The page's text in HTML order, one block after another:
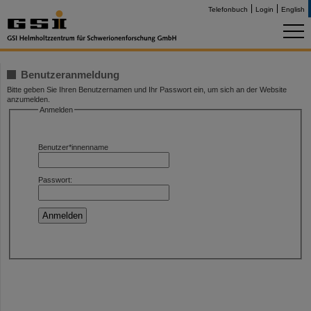
Telefonbuch Login English
Benutzeranmeldung
Bitte geben Sie Ihren Benutzernamen und Ihr Passwort ein, um sich an der Website
anzumelden.
Anmelden
Benutzer*innenname
Passwort: